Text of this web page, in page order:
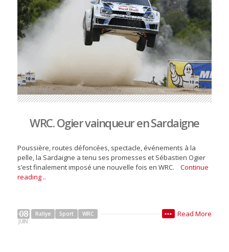
WRC. Ogier vainqueur en Sardaigne
Poussière, routes défoncées, spectacle, événements à la
pelle, la Sardaigne a tenu ses promesses et Sébastien Ogier
s’est finalement imposé une nouvelle fois en WRC. Continue
reading ..
08
JUIN
Rallye Sport WRC Read More
•••